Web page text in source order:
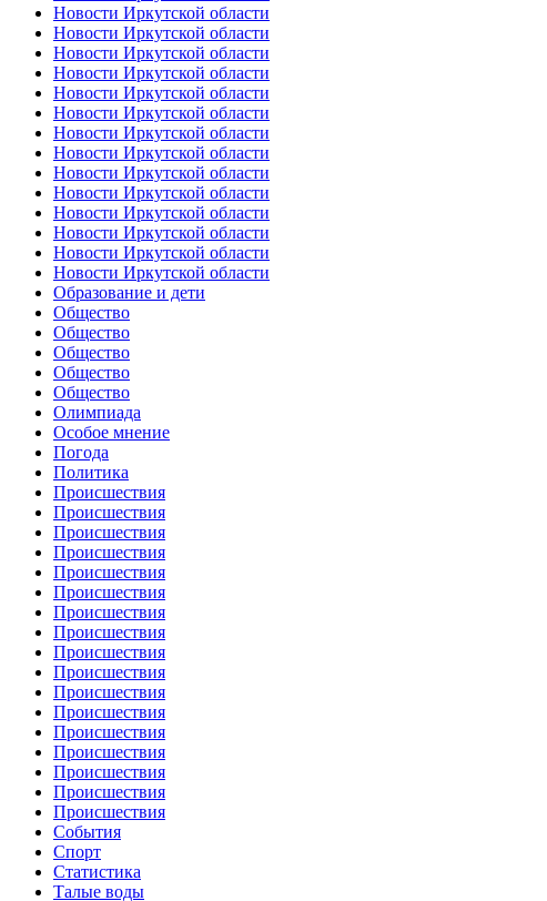
Новости Иркутской области
Новости Иркутской области
Новости Иркутской области
Новости Иркутской области
Новости Иркутской области
Новости Иркутской области
Новости Иркутской области
Новости Иркутской области
Новости Иркутской области
Новости Иркутской области
Новости Иркутской области
Новости Иркутской области
Новости Иркутской области
Новости Иркутской области
Образование и дети
Общество
Общество
Общество
Общество
Общество
Олимпиада
Особое мнение
Погода
Политика
Происшествия
Происшествия
Происшествия
Происшествия
Происшествия
Происшествия
Происшествия
Происшествия
Происшествия
Происшествия
Происшествия
Происшествия
Происшествия
Происшествия
Происшествия
Происшествия
Происшествия
События
Спорт
Статистика
Талые воды